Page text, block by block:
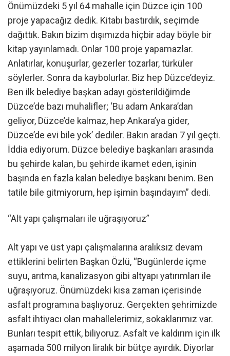
Önümüzdeki 5 yıl 64 mahalle için Düzce için 100
proje yapacağız dedik. Kitabı bastırdık, seçimde
dağıttık. Bakın bizim dışımızda hiçbir aday böyle bir
kitap yayınlamadı. Onlar 100 proje yapamazlar.
Anlatırlar, konuşurlar, gezerler tozarlar, türküler
söylerler. Sonra da kaybolurlar. Biz hep Düzce’deyiz.
Ben ilk belediye başkan adayı gösterildiğimde
Düzce’de bazı muhalifler; ‘Bu adam Ankara’dan
geliyor, Düzce’de kalmaz, hep Ankara’ya gider,
Düzce’de evi bile yok’ dediler. Bakın aradan 7 yıl geçti.
İddia ediyorum. Düzce belediye başkanları arasında
bu şehirde kalan, bu şehirde ikamet eden, işinin
başında en fazla kalan belediye başkanı benim. Ben
tatile bile gitmiyorum, hep işimin başındayım” dedi.
“Alt yapı çalışmaları ile uğraşıyoruz”
Alt yapı ve üst yapı çalışmalarına aralıksız devam
ettiklerini belirten Başkan Özlü, “Bugünlerde içme
suyu, arıtma, kanalizasyon gibi altyapı yatırımları ile
uğraşıyoruz. Önümüzdeki kısa zaman içerisinde
asfalt programına başlıyoruz. Gerçekten şehrimizde
asfalt ihtiyacı olan mahallelerimiz, sokaklarımız var.
Bunları tespit ettik, biliyoruz. Asfalt ve kaldırım için ilk
aşamada 500 milyon liralık bir bütçe ayırdık. Diyorlar